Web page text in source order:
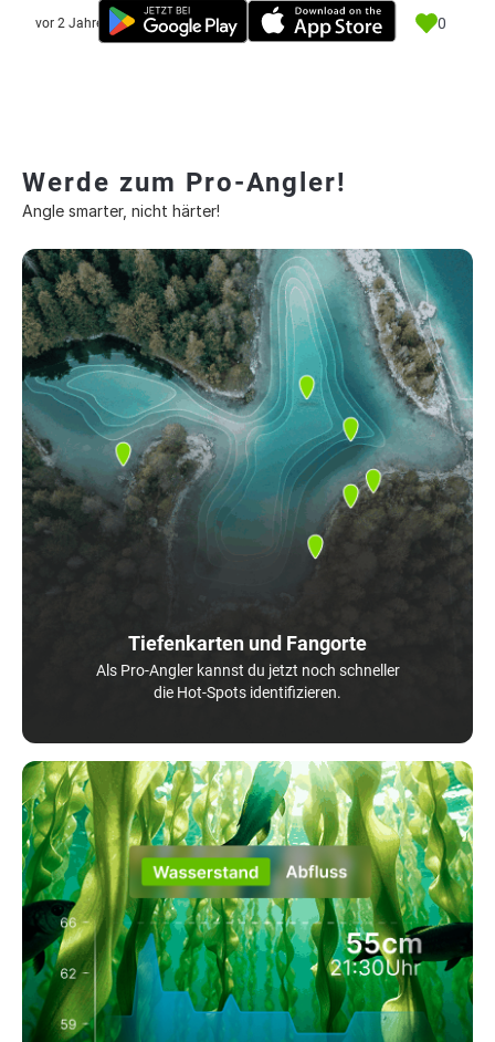
vor 2 Jahre 0
Werde zum Pro-Angler!
Angle smarter, nicht härter!
Tiefenkarten und Fangorte
Als Pro-Angler kannst du jetzt noch schneller
die Hot-Spots identifizieren.